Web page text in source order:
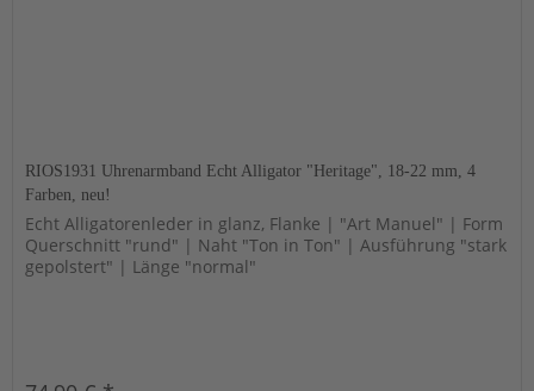
RIOS1931 Uhrenarmband Echt Alligator "Heritage", 18-22 mm, 4
Farben, neu!
Echt Alligatorenleder in glanz, Flanke | "Art Manuel" | Form
Querschnitt "rund" | Naht "Ton in Ton" | Ausführung "stark
gepolstert" | Länge "normal"